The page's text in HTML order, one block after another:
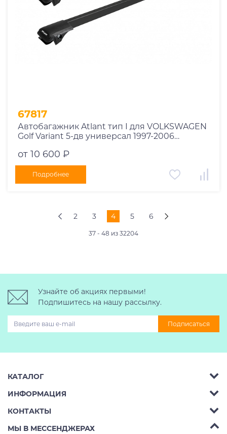
67817
Автобагажник Atlant тип I для VOLKSWAGEN
Golf Variant 5-дв универсал 1997-2006
10002+11118+11118
от 10 600 ₽
Подробнее
2 3 4 5 6
37 - 48 из 32204
Узнайте об акциях первыми!
Подпишитесь на нашу рассылку.
Подписаться
КАТАЛОГ
Багажник на крышу авто
Автобоксы
ИНФОРМАЦИЯ
Аренда
Ремонт
КОНТАКТЫ
Телефон: 8 (495) 2367486
МЫ В МЕССЕНДЖЕРАХ